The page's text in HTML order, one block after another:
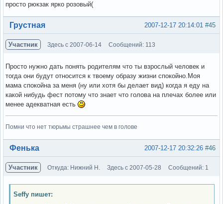
просто рюкзак ярко розовый(
Вне форума #45
2007-12-17 20:14:01
Грустная
Участник Здесь с 2007-06-14 Сообщений: 113
Просто нужно дать понять родителям что ты взрослый человек и
тогда они будут относится к твоему образу жизни спокойно.Моя
мама спокойна за меня (ну или хотя бы делает вид) когда я еду на
какой нибудь фест потому что знает что голова на плечах более или
менее адекватная есть
Помни что нет тюрьмы страшнее чем в голове
Вне форума #46
2007-12-17 20:32:26
Фенька
Участник Откуда: Нижний Н. Здесь с 2007-05-28 Сообщений: 1
Seffy пишет: